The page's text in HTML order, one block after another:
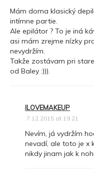
Mám doma klasický
intímne partie.
Ale epilátor ? To je iná
asi mám zrejme nízky
nevydržím.
Takže zostávam pri
od Baley :))).
ILOVEMAKEUP
7.12.2015 at 19.21
Nevím, já vydržím
nevadí, ale toto je x
nikdy jinam jak k